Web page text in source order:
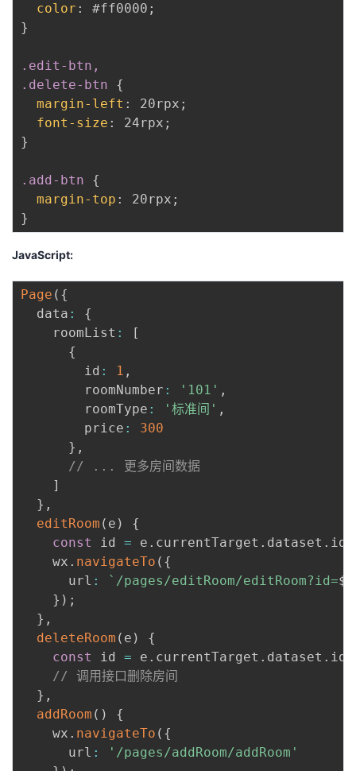
color : #ff0000 ;
}
.edit-btn,
.delete-btn
{
margin-left : 20rpx ;
font-size : 24rpx ;
}
.add-btn
{
margin-top : 20rpx ;
}
JavaScript:
Page ( {
  data
:
{
    roomList
:
[
{
        id
: 1 ,
        roomNumber
: '101' ,
        roomType
: '标准间' ,
        price
:
300
} ,
// ... 更多房间数据
]
} ,
editRoom ( e )
{
const
id = e . currentTarget . dataset . id
    wx
. navigateTo ( {
      url
: ` /pages/editRoom/editRoom?id=${
} ) ;
} ,
deleteRoom ( e )
{
const
id = e . currentTarget . dataset . id
// 调用接口删除房间
} ,
addRoom ( )
{
    wx
. navigateTo ( {
      url
:
'/pages/addRoom/addRoom'